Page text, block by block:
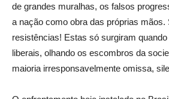
de grandes muralhas, os falsos
a nação como obra das próprias mãos.
resistências! Estas só surgiram
liberais, olhando os escombros da
maioria irresponsavelmente omissa,